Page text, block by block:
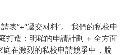
表”+“遞交材料”。 我們的私校申
打造：明確的申請計劃 + 全方面
在激烈的私校申請競爭中，脫